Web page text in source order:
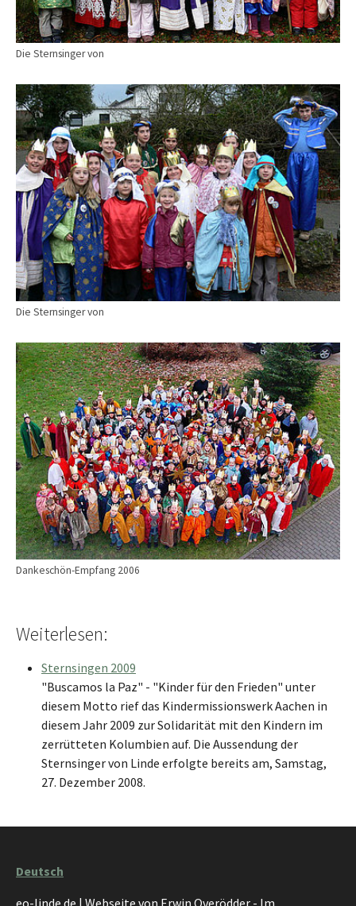
Die Sternsinger von
Show larger version
Die Sternsinger von
Show larger version
Dankeschön-Empfang 2006
Weiterlesen:
Sternsingen 2009
"Buscamos la Paz" - "Kinder für den Frieden" unter
diesem Motto rief das Kindermissionswerk Aachen in
diesem Jahr 2009 zur Solidarität mit den Kindern im
zerrütteten Kolumbien auf. Die Aussendung der
Sternsinger von Linde erfolgte bereits am, Samstag,
27. Dezember 2008.
Deutsch
eo-linde.de | Webseite von Erwin Overödder - Im